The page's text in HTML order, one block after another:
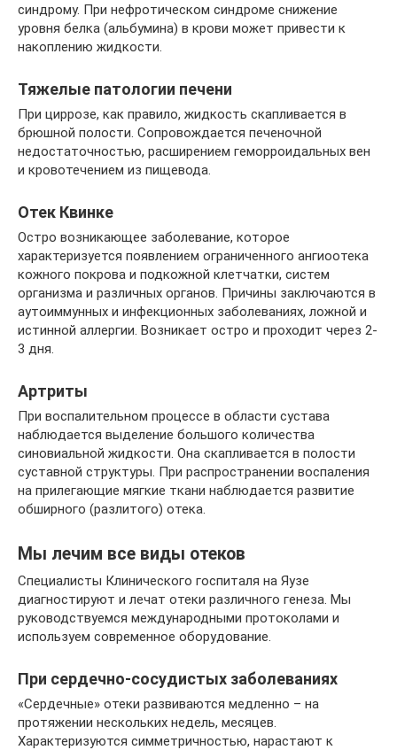
синдрому. При нефротическом синдроме снижение
уровня белка (альбумина) в крови может привести к
накоплению жидкости.
Тяжелые патологии печени
При циррозе, как правило, жидкость скапливается в
брюшной полости. Сопровождается печеночной
недостаточностью, расширением геморроидальных вен
и кровотечением из пищевода.
Отек Квинке
Остро возникающее заболевание, которое
характеризуется появлением ограниченного ангиоотека
кожного покрова и подкожной клетчатки, систем
организма и различных органов. Причины заключаются в
аутоиммунных и инфекционных заболеваниях, ложной и
истинной аллергии. Возникает остро и проходит через 2-
3 дня.
Артриты
При воспалительном процессе в области сустава
наблюдается выделение большого количества
синовиальной жидкости. Она скапливается в полости
суставной структуры. При распространении воспаления
на прилегающие мягкие ткани наблюдается развитие
обширного (разлитого) отека.
Мы лечим все виды отеков
Специалисты Клинического госпиталя на Яузе
диагностируют и лечат отеки различного генеза. Мы
руководствуемся международными протоколами и
используем современное оборудование.
При сердечно-сосудистых заболеваниях
«Сердечные» отеки развиваются медленно – на
протяжении нескольких недель, месяцев.
Характеризуются симметричностью, нарастают к